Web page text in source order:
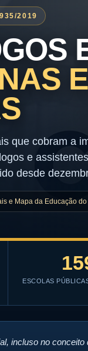
2019
NAS
que cobram a
e
desde
e Mapa da Educação
ESCOLAS
incluso no